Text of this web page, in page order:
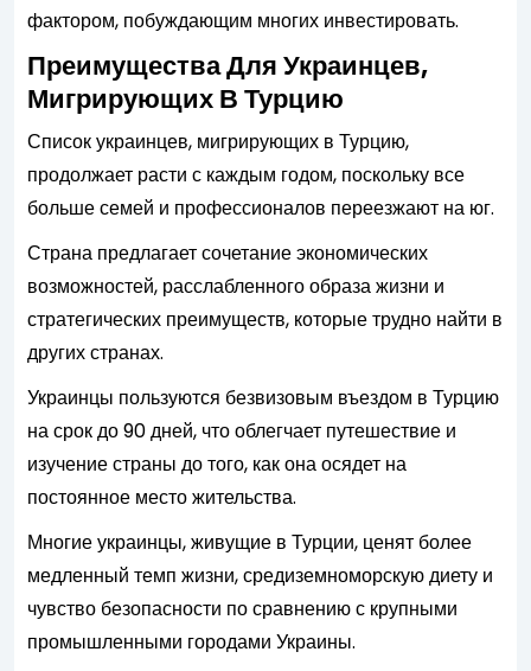
фактором, побуждающим многих инвестировать.
Преимущества Для Украинцев,
Мигрирующих В Турцию
Список украинцев, мигрирующих в Турцию,
продолжает расти с каждым годом, поскольку все
больше семей и профессионалов переезжают на юг.
Страна предлагает сочетание экономических
возможностей, расслабленного образа жизни и
стратегических преимуществ, которые трудно найти в
других странах.
Украинцы пользуются безвизовым въездом в Турцию
на срок до 90 дней, что облегчает путешествие и
изучение страны до того, как она осядет на
постоянное место жительства.
Многие украинцы, живущие в Турции, ценят более
медленный темп жизни, средиземноморскую диету и
чувство безопасности по сравнению с крупными
промышленными городами Украины.